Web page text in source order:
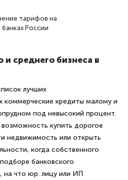
тарифов на
банках России
среднего бизнеса в
лучших
коммерческие кредиты малому и
под невысокий процент.
купить дорогое
недвижимость или открыть
когда собственного
банковского
на что юр. лицу или ИП